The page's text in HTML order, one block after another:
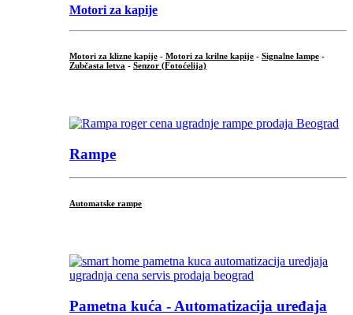
Motori za kapije
Motori za klizne kapije - Motori za krilne kapije - Signalne lampe -
Zubčasta letva - Senzor (Fotoćelija)
Rampe
Automatske rampe
Pametna kuća - Automatizacija uređaja